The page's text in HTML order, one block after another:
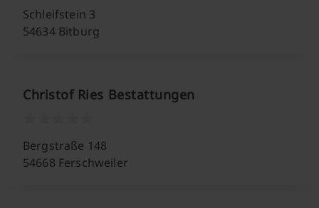
Schleifstein 3
54634 Bitburg
Christof Ries Bestattungen
Bergstraße 148
54668 Ferschweiler